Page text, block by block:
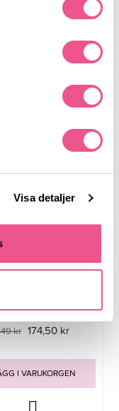
Visa detaljer
Reverse Mask 150ml -
kr 174,50 kr
I VARUKORGEN